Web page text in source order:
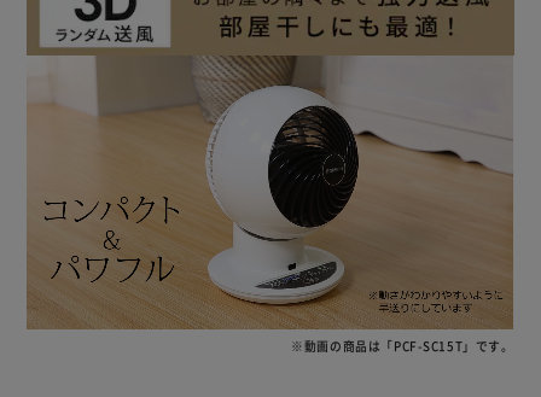
※動画の商品は「PCF-SC15T」です。